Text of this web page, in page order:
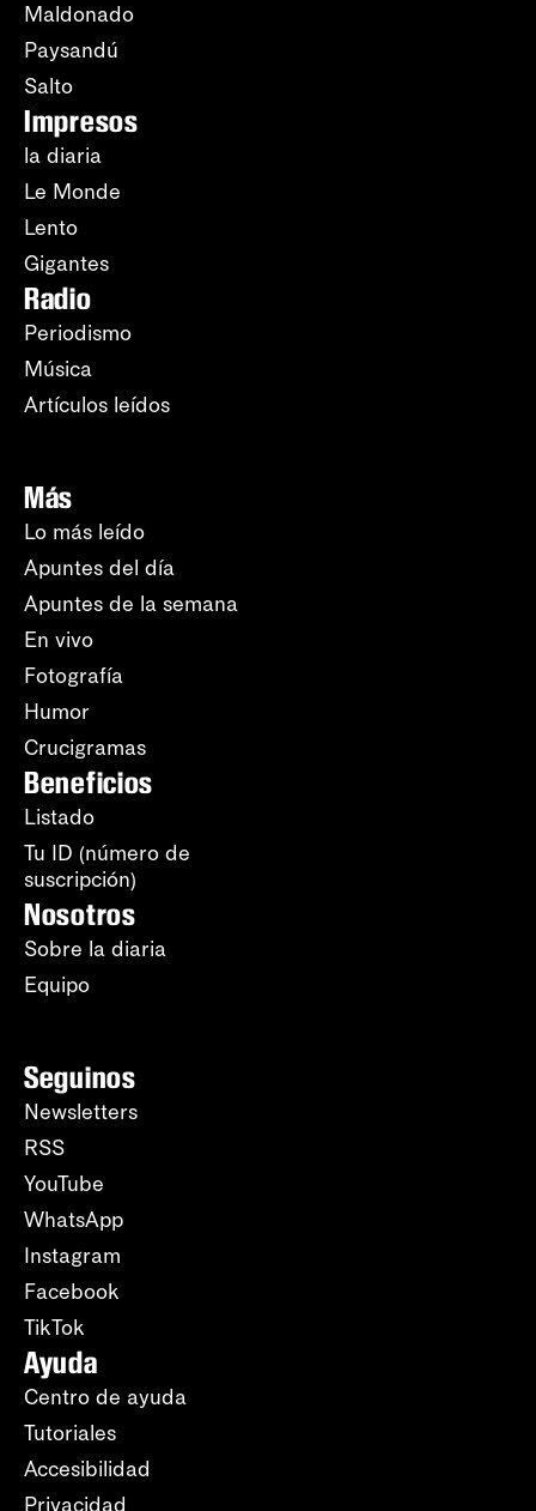
Maldonado
Paysandú
Salto
Impresos
la diaria
Le Monde
Lento
Gigantes
Radio
Periodismo
Música
Artículos leídos
Más
Lo más leído
Apuntes del día
Apuntes de la semana
En vivo
Fotografía
Humor
Crucigramas
Beneficios
Listado
Tu ID (número de
suscripción)
Nosotros
Sobre la diaria
Equipo
Seguinos
Newsletters
RSS
YouTube
WhatsApp
Instagram
Facebook
TikTok
Ayuda
Centro de ayuda
Tutoriales
Accesibilidad
Privacidad